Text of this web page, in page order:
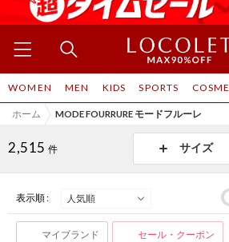
WOMEN MEN KIDS SPORTS COSME
ホーム MODE FOURRURE モードフルーレ
2,515 件 サイズ
表示順 :
マイブランド セール・クーポン